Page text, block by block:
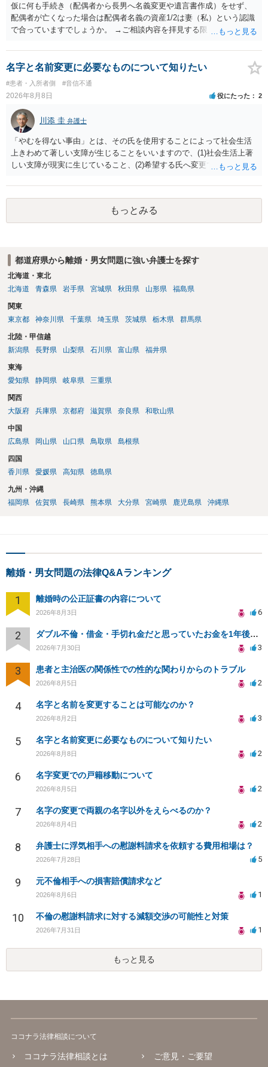
仮に何も手続き（配偶者から長男へ名義変更や遺言書作成）をせず、
配偶者が亡くなった場合は配偶者名義の資産1/2は妻（私）という認識
で合っていますでしょうか。 →ご相談内容を拝見する限りでは、その
完全に所有する場合は、他の相続人に対して自宅の評価額の１/２の代
償金の支払いが必要になります。
名字と名前変更に必要なものについて知りたい
#患者・入所者側 #音信不通
2026年8月8日 役にたった 2
川添 圭 弁護士
「やむを得ない事由」とは、その氏を使用することによって社会生活
上きわめて著しい支障が生じることをいいますので、(1)社会生活上著
しい支障が現実に生じていること、(2)希望する氏へ変更できればその
できるかどうかがポイントです。 記録中に現れた一切の事情が判断対
象ですので、上記(1)と(2)を説明できる資料は全て（ただし理路整然
に）提出することが必要になります。「フラッシュバック」とのこと
なので、例えば、医学上確立されているPTSDの診断基準に合致した説
護士へ依頼しても苦労することが強く予想されるところです。、もし
本人申立てをお考えであれば、医学知識はもちろん法律知識も要求さ
れますので、性急な申立てをせず、知識と資料をしっかりと揃えて、
もっとみる
都道府県から離婚・男女問題に強い弁護士を探す
北海道・東北
北海道
青森県 岩手県 宮城県 秋田県 山形県 福島県
関東
東京都
神奈川県 千葉県 埼玉県 茨城県 栃木県 群馬県
北陸・甲信越
新潟県
長野県 山梨県 石川県 富山県 福井県
東海
愛知県
静岡県 岐阜県 三重県
関西
大阪府
兵庫県 京都府 滋賀県 奈良県 和歌山県
中国
広島県
岡山県 山口県 鳥取県 島根県
四国
香川県
愛媛県 高知県 徳島県
九州・沖縄
福岡県
佐賀県 長崎県 熊本県 大分県 宮崎県 鹿児島県 沖縄県
離婚・男女問題の法律Q&Aランキング
1 離婚時の公正証書の内容について
2026年8月3日 6
2 ダブル不倫・借金・手切れ金だと思っていたお金を1年後いまさら脅迫罪として通知書が来てまとめて請求
2026年7月30日 3
3 患者と主治医の関係性での性的な関わりからのトラブル
2026年8月5日 2
4 名字と名前を変更することは可能なのか？
2026年8月2日 3
5 名字と名前変更に必要なものについて知りたい
2026年8月8日 2
6 名字変更での戸籍移動について
2026年8月5日 2
7 名字の変更で両親の名字以外をえらべるのか？
2026年8月4日 2
8 弁護士に浮気相手への慰謝料請求を依頼する費用相場は？
2026年7月28日 5
9 元不倫相手への損害賠償請求など
2026年8月6日 1
10 不倫の慰謝料請求に対する減額交渉の可能性と対策
2026年7月31日 1
もっと見る
ココナラ法律相談について
ココナラ法律相談とは
ご意見・ご要望